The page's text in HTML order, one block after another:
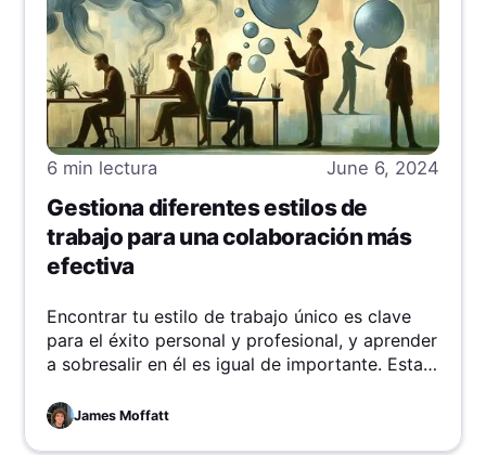
6 min lectura June 6, 2024
Gestiona diferentes estilos de
trabajo para una colaboración más
efectiva
Encontrar tu estilo de trabajo único es clave
para el éxito personal y profesional, y aprender
a sobresalir en él es igual de importante. Esta
descubrirlo y prosperar a partir de ahora.
James Moffatt